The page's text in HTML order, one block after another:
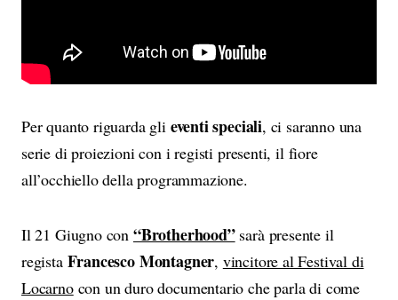
Per quanto riguarda gli eventi speciali, ci saranno una
serie di proiezioni con i registi presenti, il fiore
all’occhiello della programmazione.
Il 21 Giugno con “Brotherhood”sarà presente il
regista Francesco Montagner, vincitore al Festival di
Locarnocon un duro documentario che parla di come